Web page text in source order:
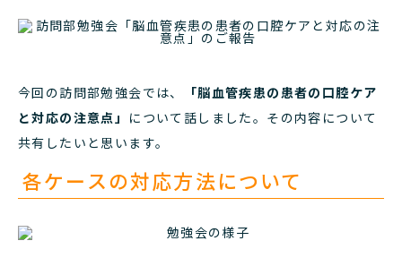
告
今回の訪問部勉強会では、
「脳血管疾患の患者の口腔ケア
と対応の注意点」 について話しました。その内容について
共有したいと思います。
各ケースの対応方法について